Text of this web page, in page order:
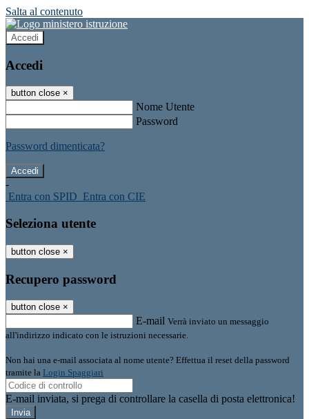
Salta al contenuto
Accedi
Accedi
button close ×
Nome Utente
Password
Password dimenticata?
-
Entra con SPID Entra con CIE
Seleziona utente
button close ×
Recupero password
button close ×
E-mail Verrà inviato un messaggio
all'indirizzo indicato con le istruzioni necessarie.
Non hai una e-mail associata al nome utente? Effettua il reset della password
tramite la Login Spaggiari
E-mail inviata, si prega di controllare la casella di posta elettronica!